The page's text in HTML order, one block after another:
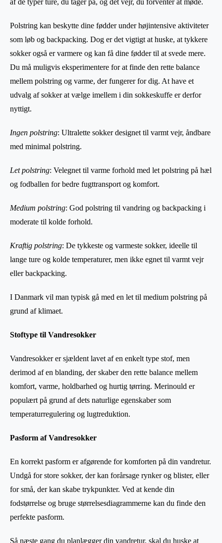
Polstring kan beskytte dine fødder under højintensive aktiviteter
som løb og backpacking. Dog er det vigtigt at huske, at tykkere
sokker også er varmere og kan få dine fødder til at svede mere.
Du må muligvis eksperimentere for at finde den rette balance
mellem polstring og varme, der fungerer for dig. At have et
udvalg af sokker at vælge imellem i din sokkeskuffe er derfor
nyttigt.
Ingen polstring: Ultralette sokker designet til varmt vejr, åndbare
med minimal polstring.
Let polstring: Velegnet til varme forhold med let polstring på hæl
og fodballen for bedre fugttransport og komfort.
Medium polstring: God polstring til vandring og backpacking i
moderate til kolde forhold.
Kraftig polstring: De tykkeste og varmeste sokker, ideelle til
lange ture og kolde temperaturer, men ikke egnet til varmt vejr
eller backpacking.
I Danmark vil man typisk gå med en let til medium polstring på
grund af klimaet.
Stoftype til Vandresokker
Vandresokker er sjældent lavet af en enkelt type stof, men
derimod af en blanding, der skaber den rette balance mellem
komfort, varme, holdbarhed og hurtig tørring. Merinould er
populært på grund af dets naturlige egenskaber som
temperaturregulering og lugtreduktion.
Pasform af Vandresokker
En korrekt pasform er afgørende for komforten på din vandretur.
Undgå for store sokker, der kan forårsage rynker og blister, eller
for små, der kan skabe trykpunkter. Ved at kende din
fodstørrelse og bruge størrelsesdiagrammerne kan du finde den
perfekte pasform.
Så næste gang du planlægger din vandretur, skal du huske at